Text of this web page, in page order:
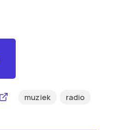
muziek radio